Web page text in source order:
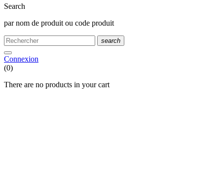
Search
par nom de produit ou code produit
search
Connexion
(0)
There are no products in your cart